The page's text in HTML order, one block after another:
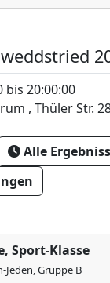
bis 20:00:00
, Thüler Str.
Alle
Sport-Klasse
Jeden, Gruppe B